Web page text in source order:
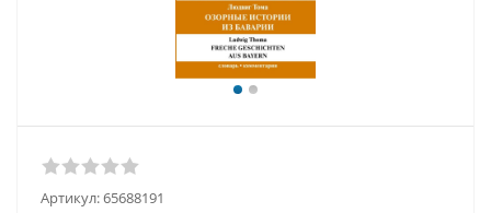
Артикул:65688191